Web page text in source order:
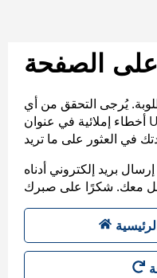
على الصفحة
يُرجى التحقق من أي
أخطاء إملائية في عنوان URL، أو عرض خريطة الموقع
بريد إلكتروني أدناه